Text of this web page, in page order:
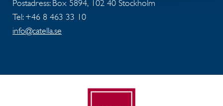
Postadress: Box 5894, 102 40 Stockholm
Tel: +46 8 463 33 10
info@catella.se